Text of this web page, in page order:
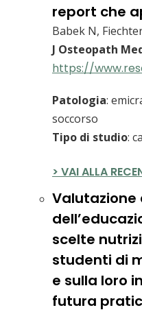
report che
Babek N,
J Osteopath
https://
Patologia:
soccorso
Tipo di studio:
> VAI ALLA
Valutazione
scelte
studenti di
e sulla loro
futura